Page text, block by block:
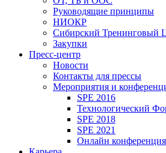
Руководящие принципы
НИОКР
Сибирский Тренинговый
Закупки
Пресс-центр
Новости
Контакты для прессы
Мероприятия и
SPE 2016
Технологический
SPE 2018
SPE 2021
Онлайн